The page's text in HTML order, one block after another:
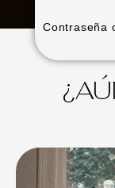
Contraseña